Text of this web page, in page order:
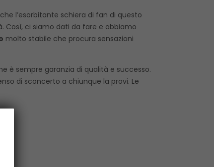
l’esorbitante schiera di fan di questo
Così, ci siamo dati da fare e abbiamo
molto stabile che procura sensazioni
è sempre garanzia di qualità e successo.
di sconcerto a chiunque la provi. Le